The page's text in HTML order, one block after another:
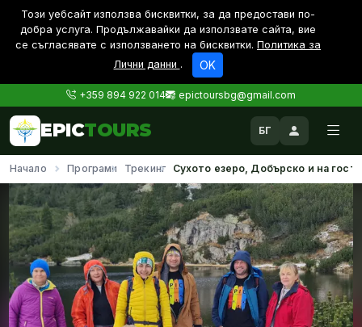
Този уебсайт използва бисквитки, за да предостави по-
дoбра услуга. Продължавайки да използвате сайта, вие
се съгласявате с използването на бисквитки. Политика за
Лични данни . OK
+359 894 922 014 epictoursbg@gmail.com
EPICTOURS БГ
Начало Програми Трекинг Сухото езеро, Добърско и на